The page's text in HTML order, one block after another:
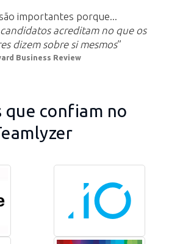
importantes porque...
candidatos acreditam no que os
dizem sobre si mesmos”
Business Review
que confiam no